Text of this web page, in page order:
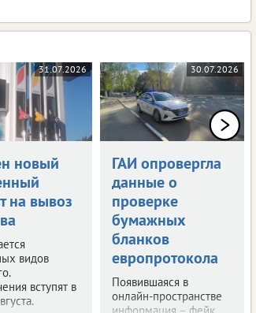
31.07.2026
новый
на вывоз
видов
вступят в
30.07.2026
ГАИ опровергла
данные о
проверке
бумажных
бланков
европротокола
Появившаяся в
онлайн-пространстве